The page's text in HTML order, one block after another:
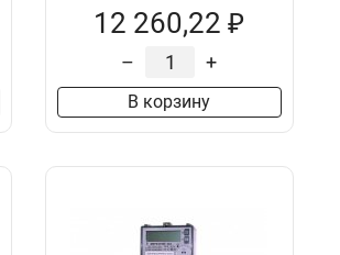
12 260,22 ₽
– +
В корзину